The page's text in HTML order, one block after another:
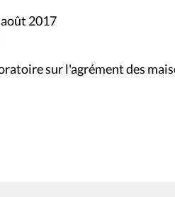
2017
sur l'agrément des